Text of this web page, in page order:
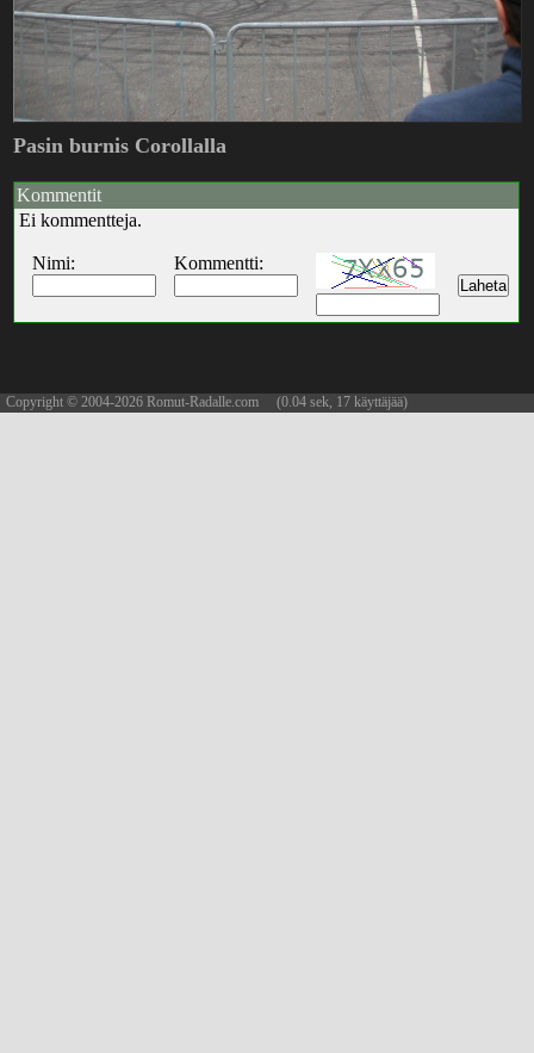
Pasin burnis Corollalla
Kommentit
Ei kommentteja.
Nimi: Kommentti:
Copyright © 2004-2026 Romut-Radalle.com (0.04 sek, 17 käyttäjää)